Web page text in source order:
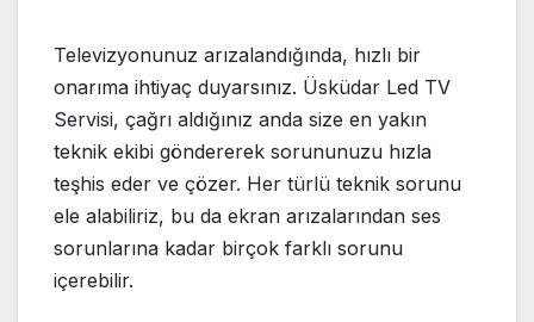
Televizyonunuz arızalandığında, hızlı bir
onarıma ihtiyaç duyarsınız. Üsküdar Led TV
Servisi, çağrı aldığınız anda size en yakın
teknik ekibi göndererek sorununuzu hızla
teşhis eder ve çözer. Her türlü teknik sorunu
ele alabiliriz, bu da ekran arızalarından ses
sorunlarına kadar birçok farklı sorunu
içerebilir.